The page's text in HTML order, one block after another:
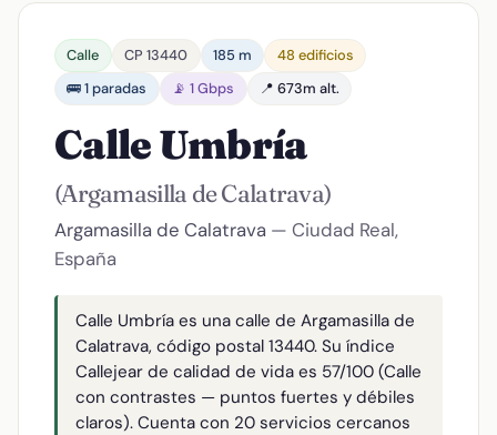
Calle CP 13440 185 m
48 edificios
🚌 1 paradas
📡 1 Gbps 📍 673m alt.
Calle Umbría
(Argamasilla de Calatrava)
Argamasilla de Calatrava — Ciudad Real,
España
Calle Umbría es una calle de Argamasilla de
Calatrava, código postal 13440. Su índice
Callejear de calidad de vida es 57/100 (Calle
con contrastes — puntos fuertes y débiles
claros). Cuenta con 20 servicios cercanos